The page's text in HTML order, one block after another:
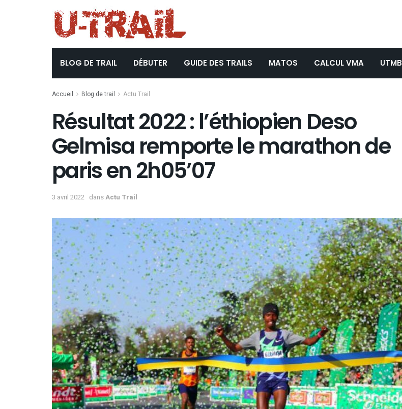
BLOG DE TRAIL DÉBUTER GUIDE DES TRAILS MATOS CALCUL VMA UTMB
Accueil Blog de trail Actu Trail
Résultat 2022 : l’éthiopien Deso
Gelmisa remporte le marathon de
paris en 2h05’07
3 avril 2022 dansActu Trail